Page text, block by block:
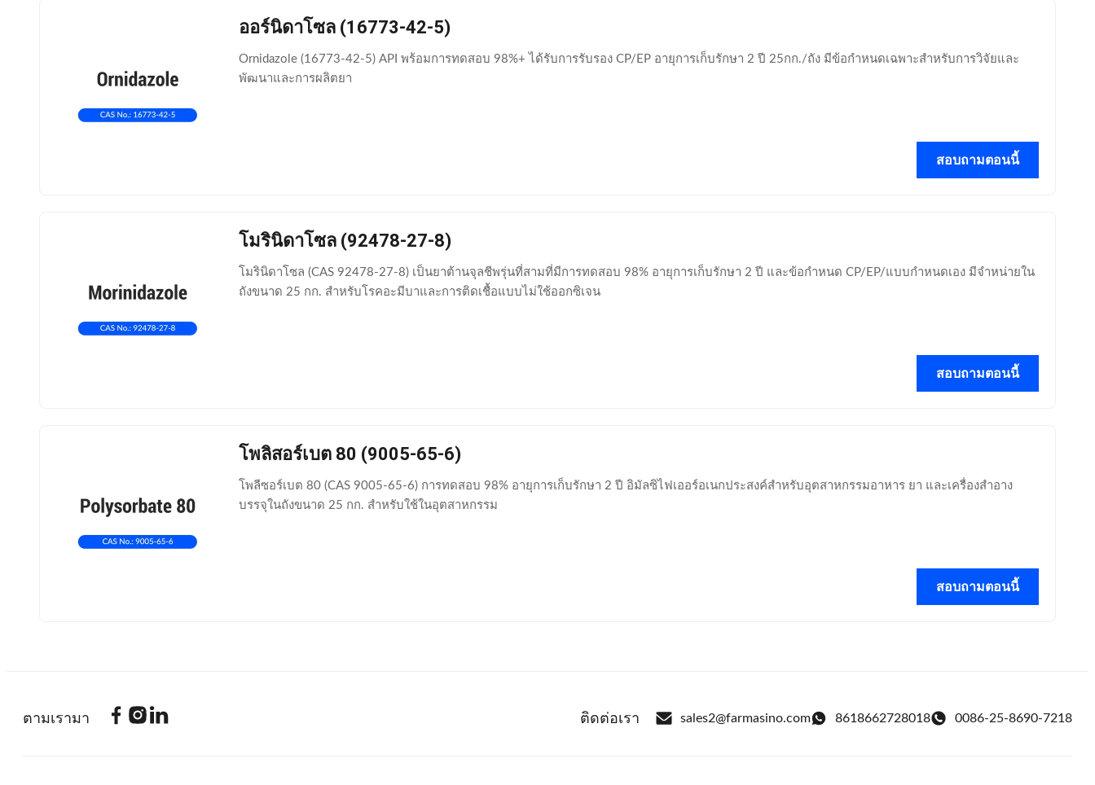
ออร์นิดาโซล (16773-42-5)
Ornidazole (16773-42-5) API พร้อมการทดสอบ 98%+ ได้รับการรับรอง CP/EP อายุการเก็บรักษา 2 ปี 25กก./ถัง มีข้อกำหนดเฉพาะสำหรับการวิจัยและ
พัฒนาและการผลิตยา
สอบถามตอนนี้
โมรินิดาโซล (92478-27-8)
โมรินิดาโซล (CAS 92478-27-8) เป็นยาต้านจุลชีพรุ่นที่สามที่มีการทดสอบ 98% อายุการเก็บรักษา 2 ปี และข้อกำหนด CP/EP/แบบกำหนดเอง มีจำหน่ายใน
ถังขนาด 25 กก. สำหรับโรคอะมีบาและการติดเชื้อแบบไม่ใช้ออกซิเจน
สอบถามตอนนี้
โพลิสอร์เบต 80 (9005-65-6)
โพลีซอร์เบต 80 (CAS 9005-65-6) การทดสอบ 98% อายุการเก็บรักษา 2 ปี อิมัลซิไฟเออร์อเนกประสงค์สำหรับอุตสาหกรรมอาหาร ยา และเครื่องสำอาง
บรรจุในถังขนาด 25 กก. สำหรับใช้ในอุตสาหกรรม
สอบถามตอนนี้
ตามเรามา ติดต่อเรา sales2@farmasino.com 8618662728018 0086-25-8690-7218